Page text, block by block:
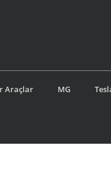
Araçlar MG